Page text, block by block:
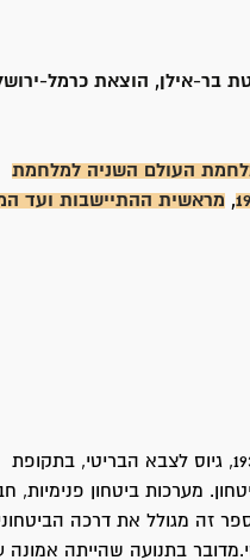
בר-אילן, הוצאת כרמל-
העולם השניה למלחמת
, מראשית ההתיישבות ועד
שורשים ועובדות; "השומר הצעיר" בביטחון: מאורעות 1936-1939, גיוס לצבא הבריטי, בתקופת
מערכות ביטחון פנימיות,
זה מגולל את דרכה
בתנועה שהייתה אמונה